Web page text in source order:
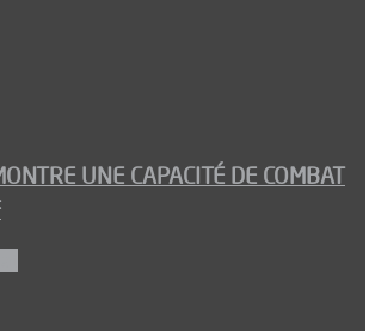
UNE CAPACITÉ DE COMBAT